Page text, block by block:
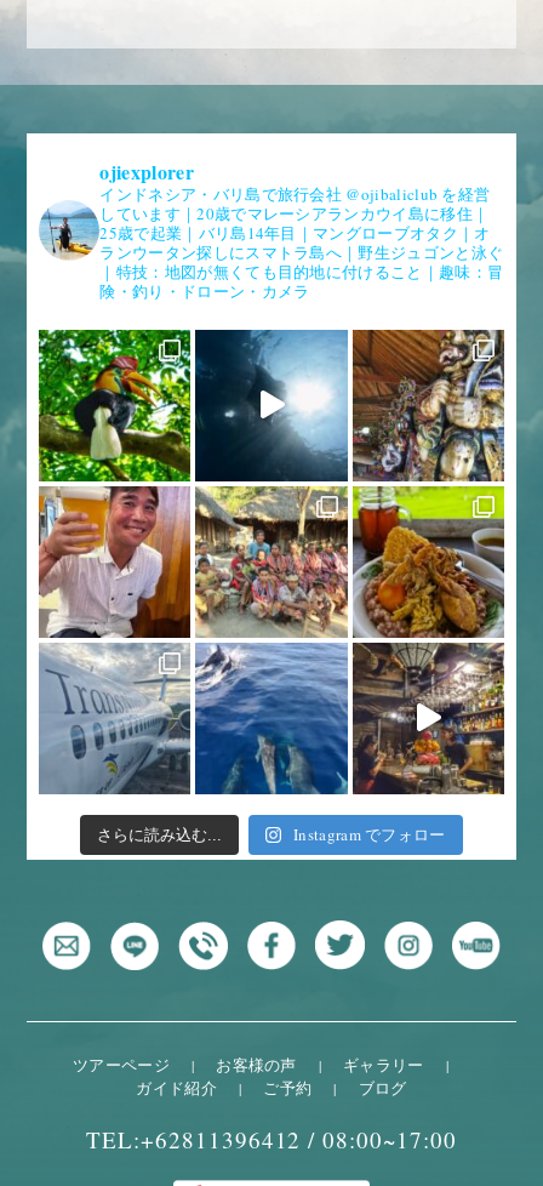
ojiexplorer
インドネシア・バリ島で旅行会社 @ojibaliclub を経営
しています｜20歳でマレーシアランカウイ島に移住｜
25歳で起業｜バリ島14年目｜マングローブオタク｜オ
ランウータン探しにスマトラ島へ｜野生ジュゴンと泳ぐ
｜特技：地図が無くても目的地に付けること｜趣味：冒
険・釣り・ドローン・カメラ
さらに読み込む... Instagram でフォロー
ツアーページ お客様の声
ギャラリー
ガイド紹介
ご予約 ブログ
TEL:+62811396412 /08:00~17:00